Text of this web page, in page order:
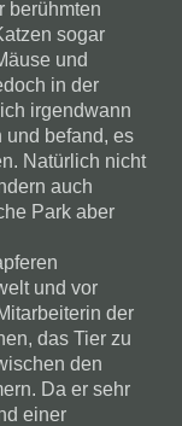
berühmten
sogar
und
in der
irgendwann
und befand, es
Natürlich nicht
auch
Park aber
und vor
der
das Tier zu
den
Da er sehr
einer